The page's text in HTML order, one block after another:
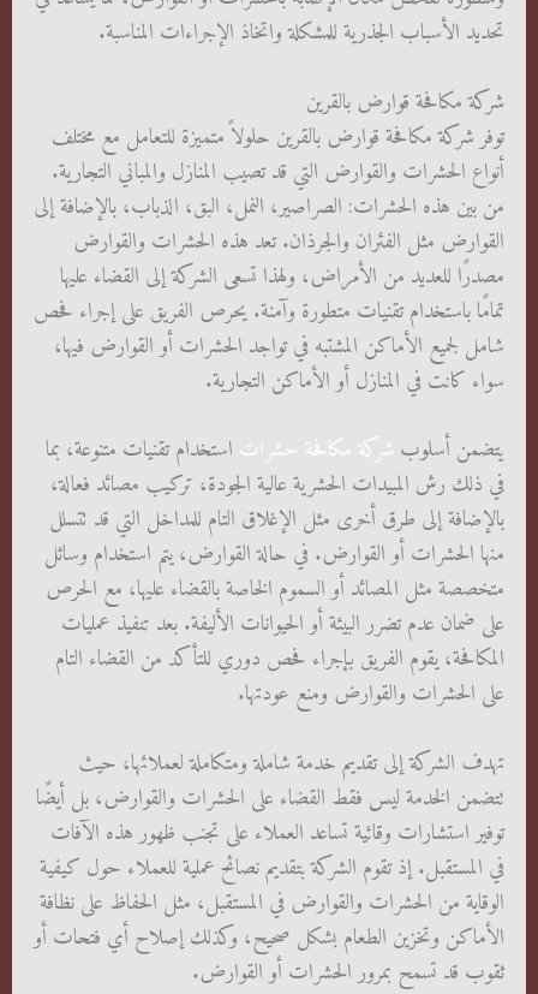
تحديد الأسباب الجذرية للمشكلة واتخاذ الإجراءات المناسبة.
شركة مكافحة قوارض بالقرين
توفر شركة مكافحة قوارض بالقرين حلولاً متميزة للتعامل مع مختلف
أنواع الحشرات والقوارض التي قد تصيب المنازل والمباني التجارية.
من بين هذه الحشرات: الصراصير، النمل، البق، الذباب، بالإضافة إلى
القوارض مثل الفئران والجرذان. تعد هذه الحشرات والقوارض
مصدرًا للعديد من الأمراض، ولهذا تسعى الشركة إلى القضاء عليها
تمامًا باستخدام تقنيات متطورة وآمنة. يحرص الفريق على إجراء فحص
شامل لجميع الأماكن المشتبه في تواجد الحشرات أو القوارض فيها،
سواء كانت في المنازل أو الأماكن التجارية.
يتضمن أسلوب شركة مكافحة حشرات استخدام تقنيات متنوعة، بما
في ذلك رش المبيدات الحشرية عالية الجودة، تركيب مصائد فعالة،
بالإضافة إلى طرق أخرى مثل الإغلاق التام للمداخل التي قد تتسلل
منها الحشرات أو القوارض. في حالة القوارض، يتم استخدام وسائل
متخصصة مثل المصائد أو السموم الخاصة بالقضاء عليها، مع الحرص
على ضمان عدم تضرر البيئة أو الحيوانات الأليفة. بعد تنفيذ عمليات
المكافحة، يقوم الفريق بإجراء فحص دوري للتأكد من القضاء التام
على الحشرات والقوارض ومنع عودتها.
تهدف الشركة إلى تقديم خدمة شاملة ومتكاملة لعملائها، حيث
تتضمن الخدمة ليس فقط القضاء على الحشرات والقوارض، بل أيضًا
توفير استشارات وقائية تساعد العملاء على تجنب ظهور هذه الآفات
في المستقبل. إذ تقوم الشركة بتقديم نصائح عملية للعملاء حول كيفية
الوقاية من الحشرات والقوارض في المستقبل، مثل الحفاظ على نظافة
الأماكن وتخزين الطعام بشكل صحيح، وكذلك إصلاح أي فتحات أو
ثقوب قد تسمح بمرور الحشرات أو القوارض.